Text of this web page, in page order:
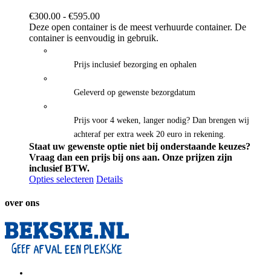
€300.00 - €595.00Prijsklasse:
€300.00
tot
Deze open container is de meest verhuurde container. De
container is eenvoudig in gebruik.
Prijs inclusief bezorging en ophalen
Geleverd op gewenste bezorgdatum
Prijs voor 4 weken, langer nodig? Dan brengen wij
achteraf per extra week 20 euro in rekening.
Staat uw gewenste optie niet bij onderstaande keuzes?
Vraag dan een prijs bij ons aan. Onze prijzen zijn
inclusief BTW.
Opties selecteren Details
over ons